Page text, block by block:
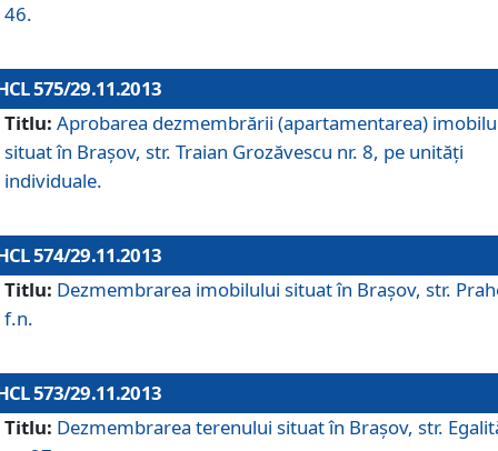
46.
575/29.11.2013
Titlu: Aprobarea dezmembrării (apartamentarea)
situat în Braşov, str. Traian Grozăvescu nr. 8, pe unităţi
individuale.
574/29.11.2013
Titlu: Dezmembrarea imobilului situat în Braşov, str.
f.n.
573/29.11.2013
Titlu: Dezmembrarea terenului situat în Braşov, str.